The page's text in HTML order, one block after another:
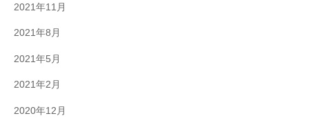
2021年11月
2021年8月
2021年5月
2021年2月
2020年12月